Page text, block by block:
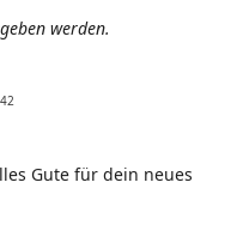
werden.
Gute für dein neues